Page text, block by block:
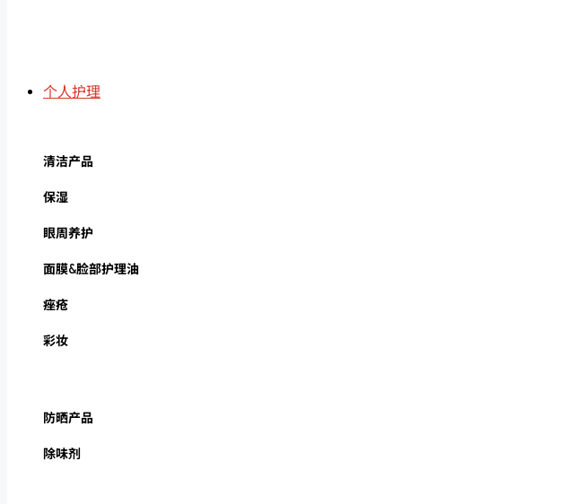
个人护理
清洁产品
保湿
眼周养护
面膜&脸部护理油
痤疮
彩妆
防晒产品
除味剂